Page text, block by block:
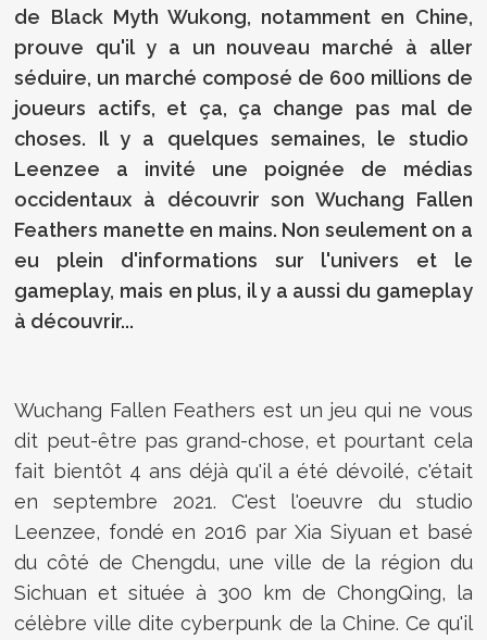
de Black Myth Wukong, notamment en Chine,
prouve qu'il y a un nouveau marché à aller
séduire, un marché composé de 600 millions de
joueurs actifs, et ça, ça change pas mal de
choses. Il y a quelques semaines, le studio
Leenzee a invité une poignée de médias
occidentaux à découvrir son Wuchang Fallen
Feathers manette en mains. Non seulement on a
eu plein d'informations sur l'univers et le
gameplay, mais en plus, il y a aussi du gameplay
à découvrir...
Wuchang Fallen Feathers est un jeu qui ne vous
dit peut-être pas grand-chose, et pourtant cela
fait bientôt 4 ans déjà qu'il a été dévoilé, c'était
en septembre 2021. C'est l'oeuvre du studio
Leenzee, fondé en 2016 par Xia Siyuan et basé
du côté de Chengdu, une ville de la région du
Sichuan et située à 300 km de ChongQing, la
célèbre ville dite cyberpunk de la Chine. Ce qu'il